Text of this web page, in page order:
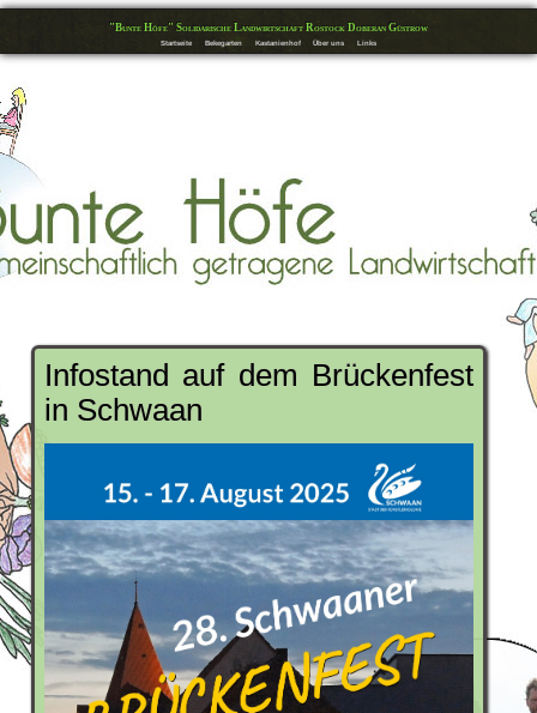
"Bunte Höfe" Solidarische Landwirtschaft Rostock Doberan Güstrow
Startseite Bekegarten Kastanienhof Über uns Links
Infostand auf dem Brückenfest
in Schwaan